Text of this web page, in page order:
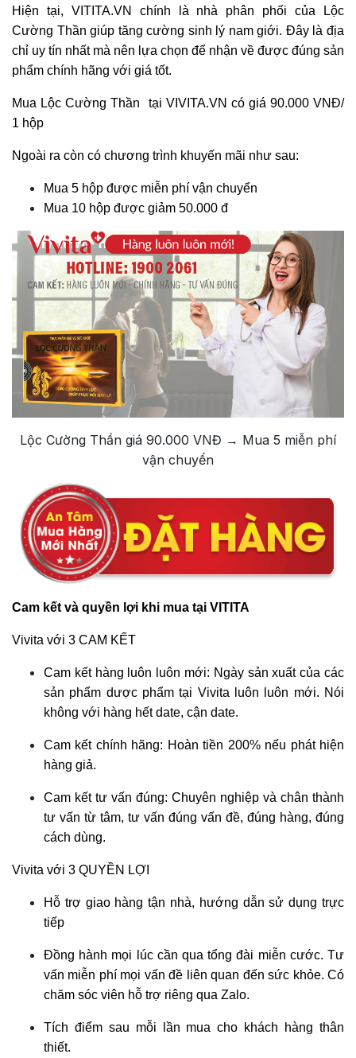
Hiện tại, VITITA.VN chính là nhà phân phối của Lộc
Cường Thần giúp tăng cường sinh lý nam giới. Đây là địa
chỉ uy tín nhất mà nên lựa chọn để nhận về được đúng sản
phẩm chính hãng với giá tốt.
Mua Lộc Cường Thần tại VIVITA.VN có giá 90.000 VNĐ/
1 hộp
Ngoài ra còn có chương trình khuyến mãi như sau:
Mua 5 hộp được miễn phí vận chuyển
Mua 10 hộp được giảm 50.000 đ
Lộc Cường Thần giá 90.000 VNĐ → Mua 5 miễn phí
vận chuyển
Cam kết và quyền lợi khi mua tại VITITA
Vivita với 3 CAM KẾT
Cam kết hàng luôn luôn mới: Ngày sản xuất của các
sản phẩm dược phẩm tại Vivita luôn luôn mới. Nói
không với hàng hết date, cận date.
Cam kết chính hãng: Hoàn tiền 200% nếu phát hiện
hàng giả.
Cam kết tư vấn đúng: Chuyên nghiệp và chân thành
tư vấn từ tâm, tư vấn đúng vấn đề, đúng hàng, đúng
cách dùng.
Vivita với 3 QUYỀN LỢI
Hỗ trợ giao hàng tận nhà, hướng dẫn sử dụng trực
tiếp
Đồng hành mọi lúc cần qua tổng đài miễn cước. Tư
vấn miễn phí mọi vấn đề liên quan đến sức khỏe. Có
chăm sóc viên hỗ trợ riêng qua Zalo.
Tích điểm sau mỗi lần mua cho khách hàng thân
thiết.